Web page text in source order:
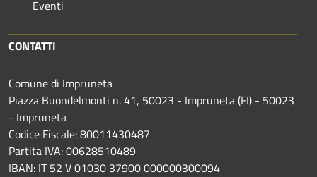
Eventi
CONTATTI
Comune di Impruneta
Piazza Buondelmonti n. 41, 50023 - Impruneta (FI) - 50023
- Impruneta
Codice Fiscale: 80011430487
Partita IVA: 00628510489
IBAN: IT 52 V 01030 37900 000000300094